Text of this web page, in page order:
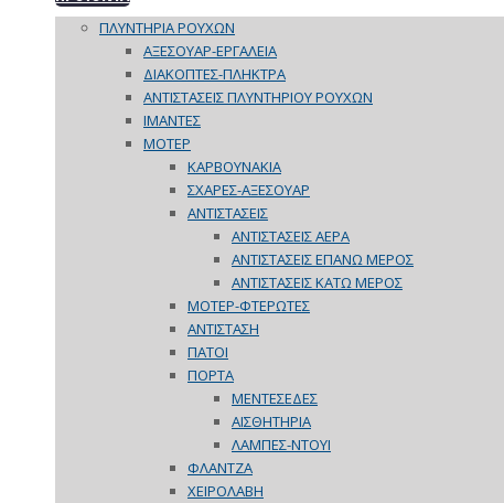
ΠΛΥΝΤΗΡΙΑ ΡΟΥΧΩΝ
ΑΞΕΣΟΥΑΡ-ΕΡΓΑΛΕΙΑ
ΔΙΑΚΟΠΤΕΣ-ΠΛΗΚΤΡΑ
ΑΝΤΙΣΤΑΣΕΙΣ ΠΛΥΝΤΗΡΙΟΥ ΡΟΥΧΩΝ
ΙΜΑΝΤΕΣ
ΜΟΤΕΡ
ΚΑΡΒΟΥΝΑΚΙΑ
ΣΧΑΡΕΣ-ΑΞΕΣΟΥΑΡ
ΑΝΤΙΣΤΑΣΕΙΣ
ΑΝΤΙΣΤΑΣΕΙΣ ΑΕΡΑ
ΑΝΤΙΣΤΑΣΕΙΣ ΕΠΑΝΩ ΜΕΡΟΣ
ΑΝΤΙΣΤΑΣΕΙΣ ΚΑΤΩ ΜΕΡΟΣ
ΜΟΤΕΡ-ΦΤΕΡΩΤΕΣ
ΑΝΤΙΣΤΑΣΗ
ΠΑΤΟΙ
ΠΟΡΤΑ
ΜΕΝΤΕΣΕΔΕΣ
ΑΙΣΘΗΤΗΡΙΑ
ΛΑΜΠΕΣ-ΝΤΟΥΙ
ΦΛΑΝΤΖΑ
ΧΕΙΡΟΛΑΒΗ